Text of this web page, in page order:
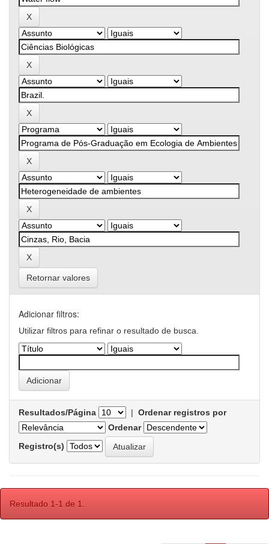
Retornar valores
Adicionar filtros:
Utilizar filtros para refinar o resultado de busca.
Resultados/Página | Ordenar registros por
Ordenar
Registro(s)
Resultado 1-1 de 1.